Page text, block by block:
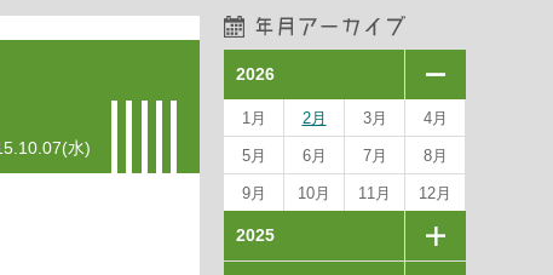
水)
2026
1月 2月 3月 4月
5月 6月 7月 8月
9月 10月 11月 12月
2025